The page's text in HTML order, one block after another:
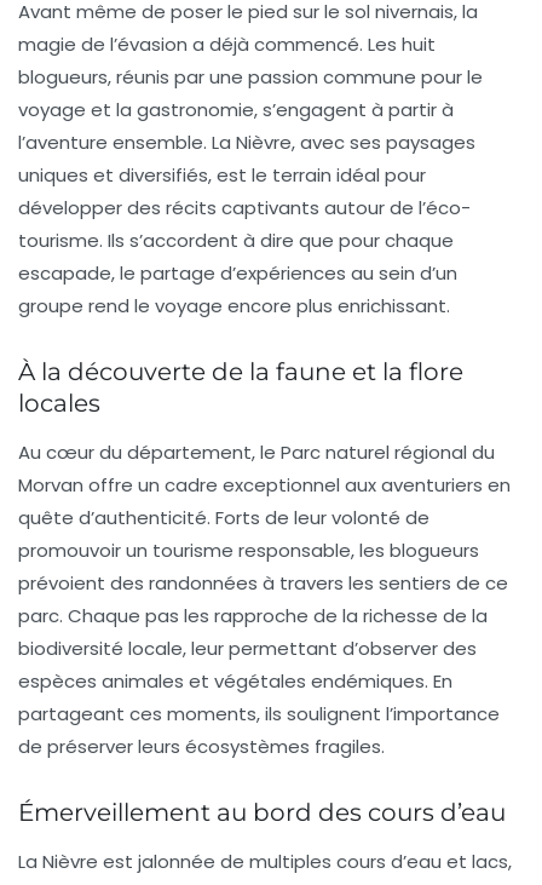
Avant même de poser le pied sur le sol nivernais, la
magie de l’évasion a déjà commencé. Les huit
blogueurs, réunis par une passion commune pour le
voyage et la gastronomie, s’engagent à partir à
l’aventure ensemble. La Nièvre, avec ses paysages
uniques et diversifiés, est le terrain idéal pour
développer des récits captivants autour de l’éco-
tourisme. Ils s’accordent à dire que pour chaque
escapade, le partage d’expériences au sein d’un
groupe rend le voyage encore plus enrichissant.
À la découverte de la faune et la flore
locales
Au cœur du département, le Parc naturel régional du
Morvan offre un cadre exceptionnel aux aventuriers en
quête d’authenticité. Forts de leur volonté de
promouvoir un tourisme responsable, les blogueurs
prévoient des randonnées à travers les sentiers de ce
parc. Chaque pas les rapproche de la richesse de la
biodiversité locale, leur permettant d’observer des
espèces animales et végétales endémiques. En
partageant ces moments, ils soulignent l’importance
de préserver leurs écosystèmes fragiles.
Émerveillement au bord des cours d’eau
La Nièvre est jalonnée de multiples cours d’eau et lacs,